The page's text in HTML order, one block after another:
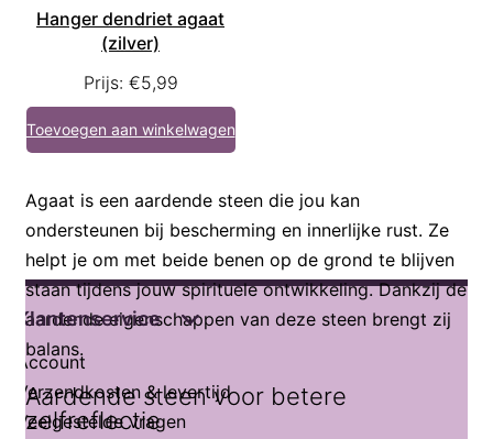
Hanger dendriet agaat
(zilver)
Prijs: €5,99
Toevoegen aan winkelwagen
Agaat is een aardende steen die jou kan
ondersteunen bij bescherming en innerlijke rust. Ze
helpt je om met beide benen op de grond te blijven
staan tijdens jouw spirituele ontwikkeling. Dankzij de
aardende eigenschappen van deze steen brengt zij
balans.
Aardende steen voor betere
zelfreflectie
Klantenservice
Account
Verzendkosten & levertijd
Veelgestelde vragen